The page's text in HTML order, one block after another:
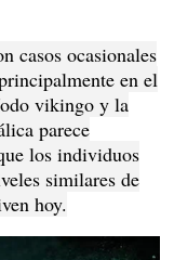
casos ocasionales
en el
vikingo y la
parece
los individuos
similares de
hoy.